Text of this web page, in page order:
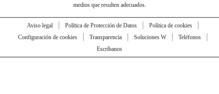
medios que resulten adecuados.
Aviso legal Política de Protección de Datos
Política de cookies
Configuración de cookies
Transparencia Soluciones W
Teléfonos
Escríbanos